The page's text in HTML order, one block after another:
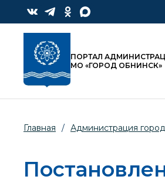
ПОРТАЛ
МО «ГОРОД ОБНИНСК»
Главная / Администрация